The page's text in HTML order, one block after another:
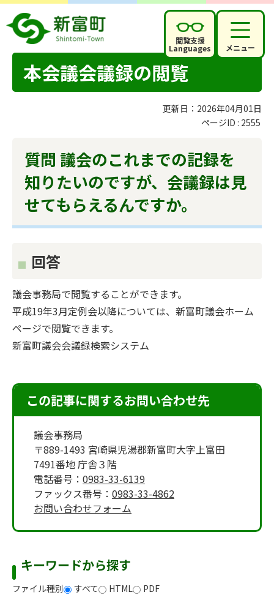
閲覧支援
Languages メニュー
本会議会議録の閲覧
更新日：2026年04月01日
ページID : 2555
質問 議会のこれまでの記録を
知りたいのですが、会議録は見
せてもらえるんですか。
回答
議会事務局で閲覧することができます。
平成19年3月定例会以降については、新富町議会ホーム
ページで閲覧できます。
新富町議会会議録検索システム
この記事に関するお問い合わせ先
議会事務局
〒889-1493 宮崎県児湯郡新富町大字上富田
7491番地 庁舎３階
電話番号： 0983-33-6139
ファックス番号： 0983-33-4862
お問い合わせフォーム
キーワードから探す
ファイル種別 すべて HTML PDF